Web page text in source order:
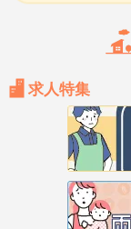
求人特集